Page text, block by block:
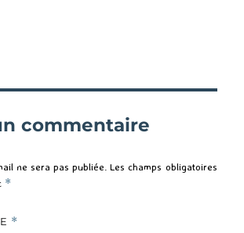
commentaire
ne sera pas publiée. Les champs obligatoires
*
*